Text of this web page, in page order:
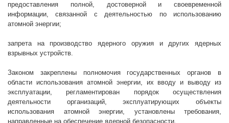
предоставления полной, достоверной и своевременной
информации, связанной с деятельностью по использованию
атомной энергии;
запрета на производство ядерного оружия и других ядерных
взрывных устройств.
Законом закреплены полномочия государственных органов в
области использования атомной энергии, их вводу и выводу из
эксплуатации, регламентирован порядок осуществления
деятельности организаций, эксплуатирующих объекты
использования атомной энергии, установлены требования,
направленные на обеспечение ядерной безопасности.